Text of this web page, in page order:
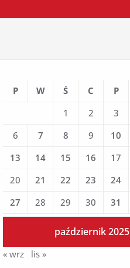
październik 2025
P W Ś C P
1
2 3
6
7 8 9 10
13
14 15 16 17
20
21 22 23 24
27
28 29 30 31
« wrz lis »